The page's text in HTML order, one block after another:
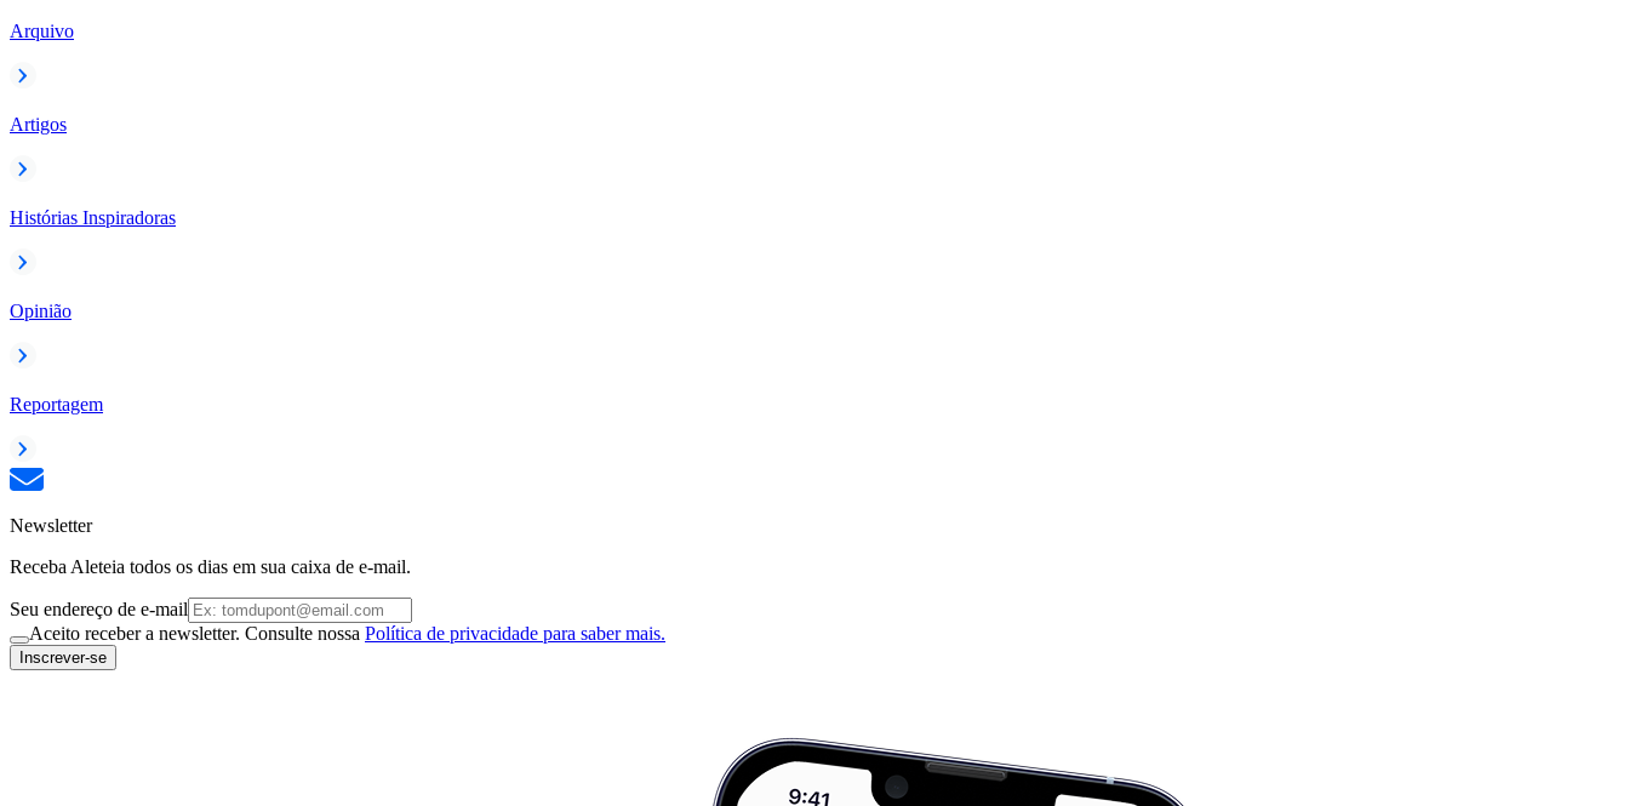
Arquivo
Artigos
Histórias Inspiradoras
Opinião
Reportagem
Newsletter
Receba Aleteia todos os dias em sua caixa de e-mail.
Seu endereço de e-mail
Aceito receber a newsletter. Consulte nossa Política de privacidade para saber mais.
Inscrever-se